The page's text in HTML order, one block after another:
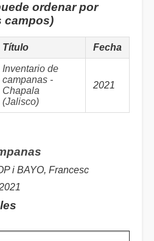
ordenar por
campos)
Título Fecha
Inventario de
campanas -
Chapala
(Jalisco)
2021
i BAYO, Francesc